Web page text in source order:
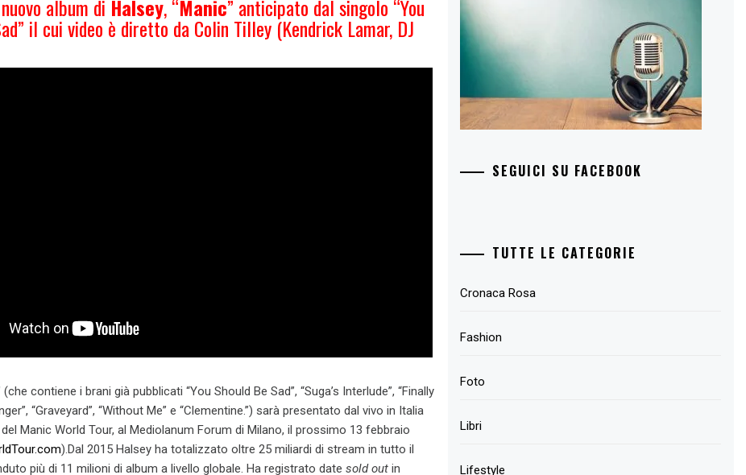
album di Halsey, “Manic” anticipato dal singolo “You
il cui video è diretto da Colin Tilley (Kendrick Lamar, DJ
(che contiene i brani già pubblicati “You Should Be Sad”, “Suga’s Interlude”, “Finally
“Graveyard”, “Without Me” e “Clementine.”) sarà presentato dal vivo in Italia
del Manic World Tour, al Mediolanum Forum di Milano, il prossimo 13 febbraio
).Dal 2015 Halsey ha totalizzato oltre 25 miliardi di stream in tutto il
più di 11 milioni di album a livello globale. Ha registrato date sold out in
SEGUICI SU FACEBOOK
TUTTE LE CATEGORIE
Cronaca Rosa
Fashion
Foto
Libri
Lifestyle